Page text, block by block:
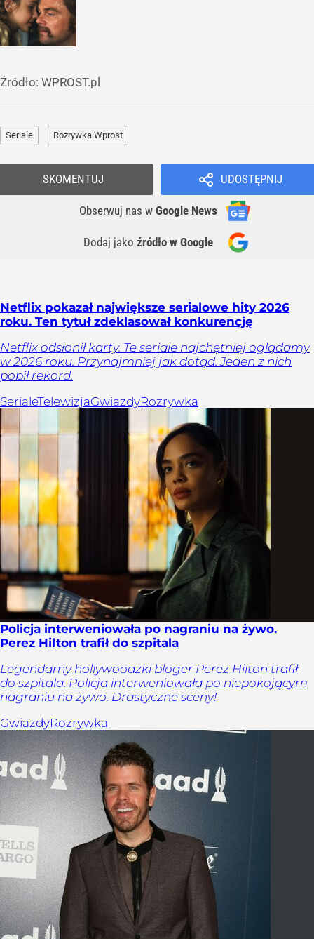
Źródło: WPROST.pl
Seriale Rozrywka Wprost
UDOSTĘPNIJ
Obserwuj nas w Google News
Dodaj jako źródło w Google
SKOMENTUJ
Netflix pokazał największe serialowe hity 2026
roku. Ten tytuł zdeklasował konkurencję
Netflix odsłonił karty. Te seriale najchętniej oglądamy
w 2026 roku. Przynajmniej jak dotąd. Jeden z nich
pobił rekord.
SerialeTelewizjaGwiazdyRozrywka
Policja interweniowała po nagraniu na żywo.
Perez Hilton trafił do szpitala
Legendarny hollywoodzki bloger Perez Hilton trafił
do szpitala. Policja interweniowała po niepokojącym
nagraniu na żywo. Drastyczne sceny!
GwiazdyRozrywka